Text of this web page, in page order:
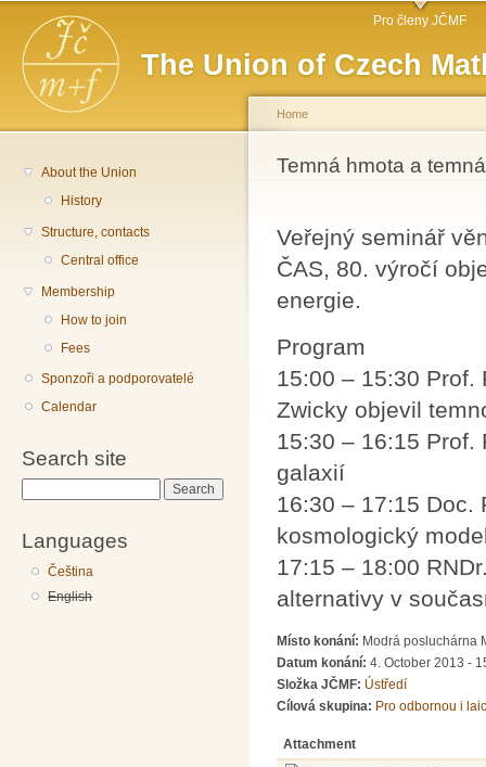
The Union of Czech
Main menu Pro členy JČMF
About the Union
History
Structure, contacts
Central office
Membership
How to join
Fees
Sponzoři a podporovatelé
Calendar
Search site
Languages
Čeština
English
You are here
Home
Temná hmota a
Veřejný seminář
ČAS, 80. výročí
energie.
Program
15:00 – 15:30 Prof.
Zwicky objevil
15:30 – 16:15 Prof.
galaxií
16:30 – 17:15 Doc.
kosmologický
17:15 – 18:00
alternativy v
Místo konání: Modrá posluchárna
Datum konání: 4. October 2013 -
Složka JČMF: Ústředí
Cílová skupina: Pro odbornou i
Attachment